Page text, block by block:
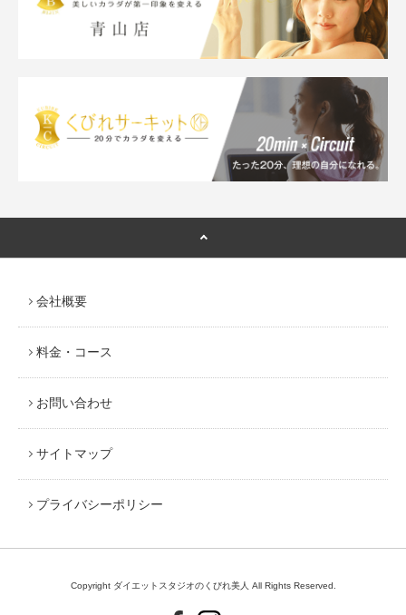
会社概要
料金・コース
お問い合わせ
サイトマップ
プライバシーポリシー
Copyright ダイエットスタジオのくびれ美人 All Rights Reserved.